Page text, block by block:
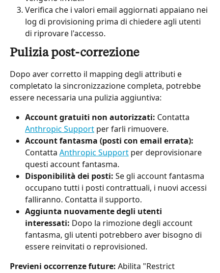
Verifica che i valori email aggiornati appaiano nei
log di provisioning prima di chiedere agli utenti
di riprovare l'accesso.
Pulizia post-correzione
Dopo aver corretto il mapping degli attributi e
completato la sincronizzazione completa, potrebbe
essere necessaria una pulizia aggiuntiva:
Account gratuiti non autorizzati: Contatta
Anthropic Support per farli rimuovere.
Account fantasma (posti con email errata):
Contatta Anthropic Support per deprovisionare
questi account fantasma.
Disponibilità dei posti: Se gli account fantasma
occupano tutti i posti contrattuali, i nuovi accessi
falliranno. Contatta il supporto.
Aggiunta nuovamente degli utenti
interessati: Dopo la rimozione degli account
fantasma, gli utenti potrebbero aver bisogno di
essere reinvitati o reprovisioned.
Previeni occorrenze future: Abilita "Restrict